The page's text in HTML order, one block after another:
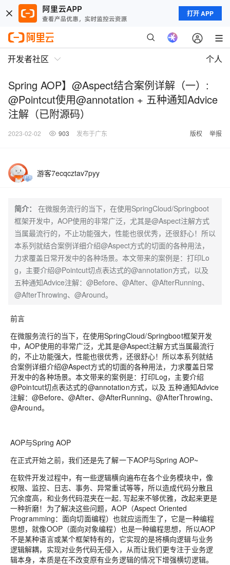
打开 APP
开发者社区 个人
Spring AOP】@Aspect结合案例详解（一）:
@Pointcut使用@annotation + 五种通知Advice
注解（已附源码）
2023-02-02 903 发布于广东 版权 举报
游客7ecqcztav7pyy
简介：
在微服务流行的当下，在使用SpringCloud/Springboot
框架开发中，AOP使用的非常广泛，尤其是@Aspect注解方式
当属最流行的，不止功能强大，性能也很优秀，还很舒心！所以
本系列就结合案例详细介绍@Aspect方式的切面的各种用法，
力求覆盖日常开发中的各种场景。本文带来的案例是：打印Lo
g，主要介绍@Pointcut切点表达式的@annotation方式，以及
五种通知Advice注解：@Before、@After、@AfterRunning、
@AfterThrowing、@Around。
前言
在微服务流行的当下，在使用SpringCloud/Springboot框架开发
中，AOP使用的非常广泛，尤其是@Aspect注解方式当属最流行
的，不止功能强大，性能也很优秀，还很舒心！所以本系列就结
合案例详细介绍@Aspect方式的切面的各种用法，力求覆盖日常
开发中的各种场景。本文带来的案例是：打印Log，主要介绍
@Pointcut切点表达式的@annotation方式，以及 五种通知Advice
注解：@Before、@After、@AfterRunning、@AfterThrowing、
@Around。
AOP与Spring AOP
在正式开始之前，我们还是先了解一下AOP与Spring AOP~
在软件开发过程中，有一些逻辑横向遍布在各个业务模块中，像
权限、监控、日志、事务、异常重试等等，所以造成代码分散且
冗余度高，和业务代码混夹在一起, 写起来不够优雅，改起来更是
一种折磨！为了解决这些问题，AOP（Aspect Oriented
Programming：面向切面编程）也就应运而生了，它是一种编程
思想，就像OOP（面向对象编程）也是一种编程思想，所以AOP
不是某种语言或某个框架特有的，它实现的是将横向逻辑与业务
逻辑解耦，实现对业务代码无侵入，从而让我们更专注于业务逻
辑本身，本质是在不改变原有业务逻辑的情况下增强横切逻辑。